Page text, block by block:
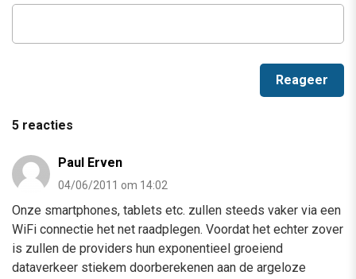
5 reacties
Paul Erven
04/06/2011 om 14:02
Onze smartphones, tablets etc. zullen steeds vaker via een
WiFi connectie het net raadplegen. Voordat het echter zover
is zullen de providers hun exponentieel groeiend
dataverkeer stiekem doorberekenen aan de argeloze